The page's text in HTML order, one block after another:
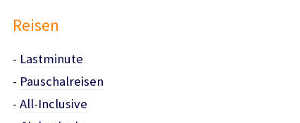
Reisen
- Lastminute
- Pauschalreisen
- All-Inclusive